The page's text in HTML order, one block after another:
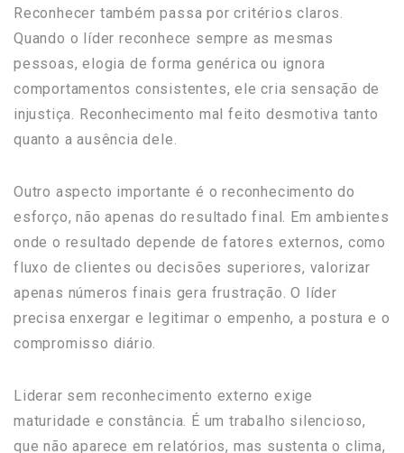
Reconhecer também passa por critérios claros.
Quando o líder reconhece sempre as mesmas
pessoas, elogia de forma genérica ou ignora
comportamentos consistentes, ele cria sensação de
injustiça. Reconhecimento mal feito desmotiva tanto
quanto a ausência dele.
Outro aspecto importante é o reconhecimento do
esforço, não apenas do resultado final. Em ambientes
onde o resultado depende de fatores externos, como
fluxo de clientes ou decisões superiores, valorizar
apenas números finais gera frustração. O líder
precisa enxergar e legitimar o empenho, a postura e o
compromisso diário.
Liderar sem reconhecimento externo exige
maturidade e constância. É um trabalho silencioso,
que não aparece em relatórios, mas sustenta o clima,